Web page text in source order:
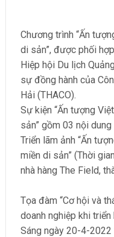
Chương trình “Ấn
di sản”, được phối
Hiệp hội Du lịch
sự đồng hành của
Hải (THACO).
Sự kiện “Ấn tượng
sản” gồm 03 nội dung
Triển lãm ảnh “Ấn
miền di sản” (Thời
nhà hàng The Field,
Tọa đàm “Cơ hội và
doanh nghiệp khi triển
Sáng ngày 20-4-2022